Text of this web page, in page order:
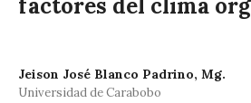
factores del clima
Jeison José Blanco Padrino, Mg.
Universidad de Carabobo